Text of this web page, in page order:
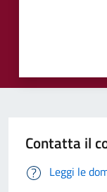
Contatta il
Leggi le